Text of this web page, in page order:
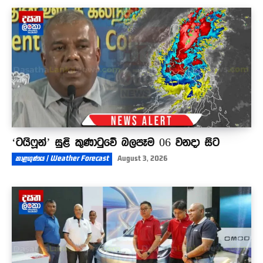
‘ටයිෆූන්’ සුළි කුණාටුවේ බලපෑම 06 වනදා සිට
කාළගුණය | Weather Forecast August 3, 2026